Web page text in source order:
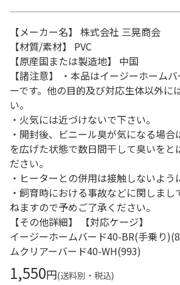
【メーカー名】 株式会社 三晃商会
【材質/素材】 PVC
【原産国または製造地】 中国
【諸注意】 ・本品はイージーホーム
ーです。他の目的及び対応生体以外に
い。
・火気には近づけないで下さい。
・開封後、ビニール臭が気になる場
を広げた状態で数日間干して臭いをと
ださい。
・ヒーターとの併用は接触しないよう
・飼育時における事故などに関しま
ねますので予めご了承ください。
【その他詳細】 【対応ケージ】
イージーホームバード40-BR(手乗り
ムクリアーバード40-WH(993)
1,550円(送料別・税込)